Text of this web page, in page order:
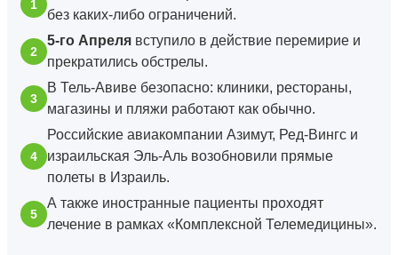
без каких-либо ограничений.
5-го Апреля вступило в действие перемирие и
прекратились обстрелы.
В Тель-Авиве безопасно: клиники, рестораны,
магазины и пляжи работают как обычно.
Российские авиакомпании Азимут, Ред-Вингс и
израильская Эль-Аль возобновили прямые
полеты в Израиль.
А также иностранные пациенты проходят
лечение в рамках «Комплексной Телемедицины».